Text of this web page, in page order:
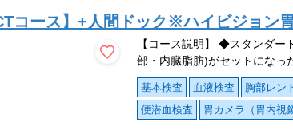
コース】+人間ドック※ハイビジョン
【コース説明】 ◆スタンダー
部・内臓脂肪)がセットになっ
基本検査 血液検査 胸部レン
便潜血検査
胃カメラ（胃内視